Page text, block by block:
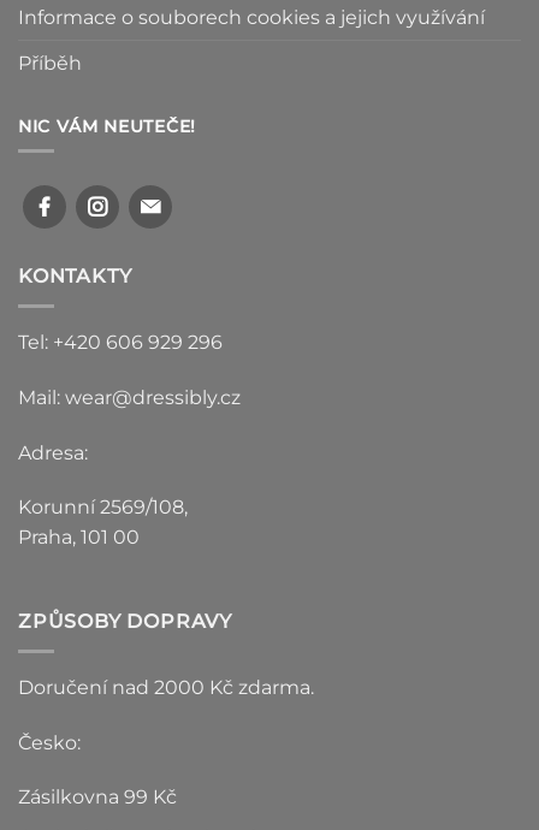
Informace o souborech cookies a jejich využívání
Příběh
NIC VÁM NEUTEČE!
KONTAKTY
Tel: +420 606 929 296
Mail: wear@dressibly.cz
Adresa:
Korunní 2569/108,
Praha, 101 00
ZPŮSOBY DOPRAVY
Doručení nad 2000 Kč zdarma.
Česko:
Zásilkovna 99 Kč